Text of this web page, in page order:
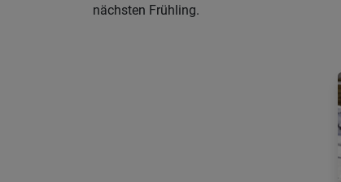
nächsten Frühling.